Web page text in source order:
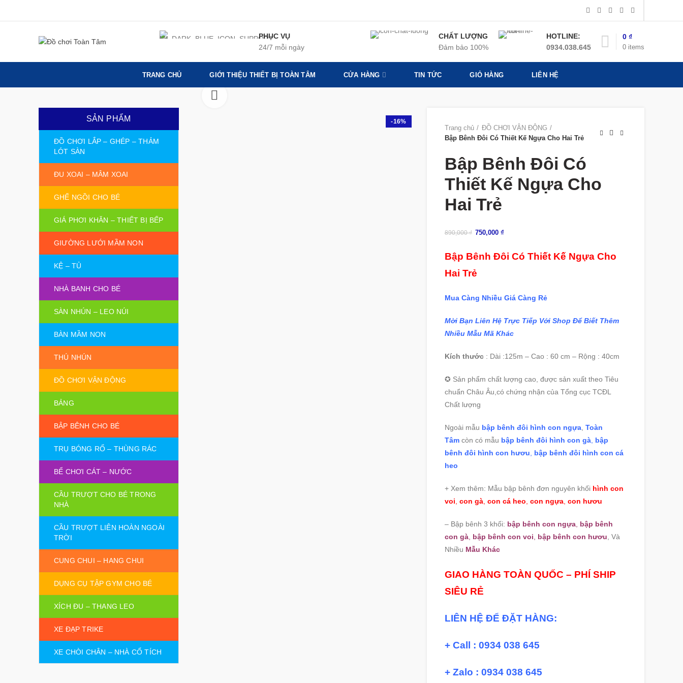
PHỤC VỤ
24/7 mỗi ngày
CHẤT LƯỢNG
Đảm bảo 100%
HOTLINE:
0934.038.645
0 items
0 ₫
TRANG CHỦ GIỚI THIỆU THIẾT BỊ TOÀN TÂM CỬA HÀNG TIN TỨC GIỎ HÀNG LIÊN HỆ
-16%
Trang chủ
ĐỒ CHƠI VẬN ĐỘNG
Bập Bênh Đôi Có Thiết Kế Ngựa Cho Hai Trẻ
Bập Bênh Đôi Có
Thiết Kế Ngựa Cho
Hai Trẻ
890,000₫ 750,000 ₫
Bập Bênh Đôi Có Thiết Kế Ngựa Cho
Hai Trẻ
Mua Càng Nhiều Giá Càng Rẻ
Mời Bạn Liên Hệ Trực Tiếp Với Shop Để Biết Thêm
Nhiều Mẫu Mã Khác
Kích thước: Dài :125m – Cao : 60 cm – Rộng : 40cm
✪ Sản phẩm chất lượng cao, được sản xuất theo Tiêu
chuẩn Châu Âu,có chứng nhận của Tổng cục TCĐL
Chất lượng
Ngoài mẫu bập bênh đôi hình con ngựa, Toàn
Tâmcòn có mẫu bập bênh đôi hình con gà, bập
bênh đôi hình con hươu
bập bênh đôi hình con cá
heo
+ Xem thêm: Mẫu bập bênh đơn nguyên khối hình con
voi con gà, con cá heo con ngựa, con hươu
– Bập bênh 3 khối: bập bênh con ngựa, bập bênh
con gà, bập bênh con voi bập bênh con hươu , Và
Nhiều Mẫu Khác
GIAO HÀNG TOÀN QUỐC – PHÍ SHIP
SIÊU RẺ
LIÊN HỆ ĐỂ ĐẶT HÀNG:
+ Call : 0934 038 645
+ Zalo : 0934 038 645
SẢN PHẨM
ĐỒ CHƠI LẮP – GHÉP – THẢM
LÓT SÀN
ĐU XOAI – MÂM XOAI
GHẾ NGỒI CHO BÉ
GIÁ PHƠI KHĂN – THIẾT BỊ BẾP
GIƯỜNG LƯỚI MẦM NON
KỆ – TỦ
NHÀ BANH CHO BÉ
SÀN NHÚN – LEO NÚI
BÀN MẦM NON
THÚ NHÚN
ĐỒ CHƠI VẬN ĐỘNG
BẢNG
BẬP BÊNH CHO BÉ
TRỤ BÓNG RỔ – THÙNG RÁC
BỂ CHƠI CÁT – NƯỚC
CẦU TRƯỢT CHO BÉ TRONG
NHÀ
CẦU TRƯỢT LIÊN HOÀN NGOÀI
TRỜI
CUNG CHUI – HANG CHUI
DỤNG CỤ TẬP GYM CHO BÉ
XÍCH ĐU – THANG LEO
XE ĐẠP TRIKE
XE CHÒI CHÂN – NHÀ CỔ TÍCH